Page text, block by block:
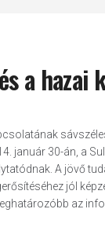
a
január 30-án, a
A jövő
jól
az